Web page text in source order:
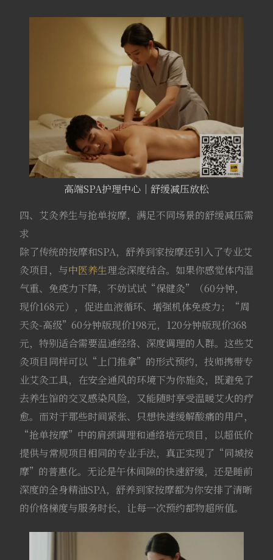
高端SPA护理中心｜舒缓减压放松
四、艾灸养生与抢单按摩，满足不同场景的舒缓减压需
求
除了传统的按摩和SPA，舒养到家按摩还引入了专业艾
灸项目，与中医养生理念深度结合。如果你感觉体内湿
气重、免疫力下降，不妨试试“保健灸”（60分钟，
现价168元），促进血液循环、增强机体免疫力；“周
天灸-高级”60分钟版现价198元，120分钟版现价368
元，特别适合需要温通经络、深度调理的人群。这些艾
灸项目同样可以“上门推拿”的形式预约，技师携带专
业艾灸工具，在安全通风的环境下为你施灸，既避免了
去养生馆的交叉感染风险，又能随时享受温暖艾火的疗
愈。而对于那些时间紧张、只想快速缓解酸痛的用户，
“抢单按摩”中的肩颈调理和通络培元项目，以超低价
提供与常规项目相同的专业手法，真正实现了“同城按
摩”的普惠化。无论是午休间隙的快速舒缓，还是睡前
深度的全身精油SPA，舒养到家按摩都为你安排了清晰
的价格梯度与服务时长，让每一次预约都物超所值。